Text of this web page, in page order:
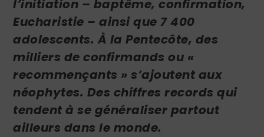
l’initiation – baptême, confirmation,
Eucharistie – ainsi que 7 400
adolescents. À la Pentecôte, des
milliers de confirmands ou «
recommençants » s’ajoutent aux
néophytes. Des chiffres records qui
tendent à se généraliser partout
ailleurs dans le monde.